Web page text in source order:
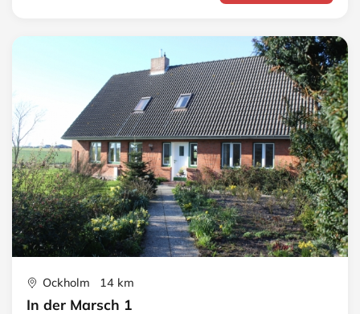
Ockholm 14 km
In der Marsch 1